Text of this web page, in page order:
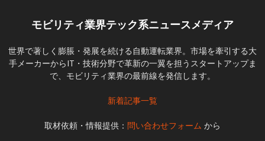
モビリティ業界テック系ニュースメディア
世界で著しく膨脹・発展を続ける自動運転業界。市場を牽引する大
手メーカーからIT・技術分野で革新の一翼を担うスタートアップま
で、モビリティ業界の最前線を発信します。
新着記事一覧
取材依頼・情報提供： 問い合わせフォーム から